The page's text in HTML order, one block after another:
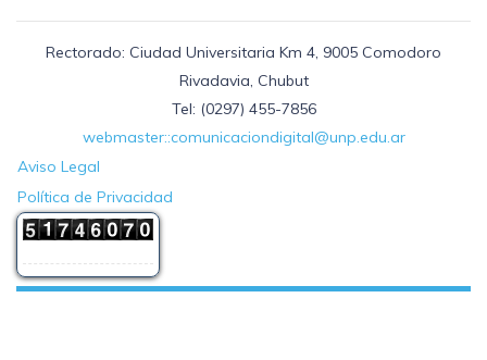
Rectorado: Ciudad Universitaria Km 4, 9005 Comodoro
Rivadavia, Chubut
Tel: (0297) 455-7856
webmaster::comunicaciondigital@unp.edu.ar
Aviso Legal
Política de Privacidad